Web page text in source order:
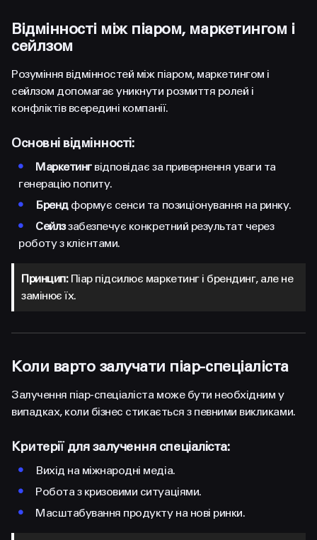
Відмінності між піаром, маркетингом і
сейлзом
Розуміння відмінностей між піаром, маркетингом і
сейлзом допомагає уникнути розмиття ролей і
конфліктів всередині компанії.
Основні відмінності:
• Маркетингвідповідає за привернення уваги та
генерацію попиту.
•
Брендформує сенси та позиціонування на ринку.
•
Сейлззабезпечує конкретний результат через
роботу з клієнтами.
Принцип:Піар підсилює маркетинг і брендинг, але не
замінює їх.
Коли варто залучати піар-спеціаліста
Залучення піар-спеціаліста може бути необхідним у
випадках, коли бізнес стикається з певними викликами.
Критерії для залучення спеціаліста:
•
Вихід на міжнародні медіа.
•
Робота з кризовими ситуаціями.
•
Масштабування продукту на нові ринки.